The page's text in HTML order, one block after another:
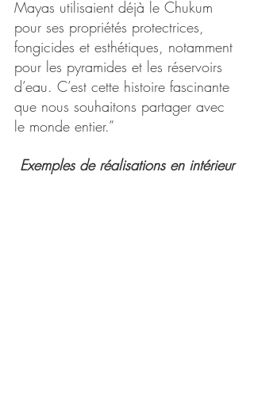
Mayas utilisaient déjà le Chukum
pour ses propriétés protectrices,
fongicides et esthétiques, notamment
pour les pyramides et les réservoirs
d’eau. C’est cette histoire fascinante
que nous souhaitons partager avec
le monde entier.”
Exemples de réalisations en intérieur